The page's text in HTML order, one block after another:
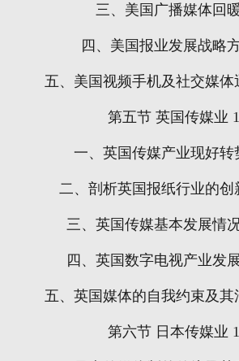
三、美国广播媒体回
四、美国报业发展战略
五、美国视频手机及社交媒体
第五节 英国传媒业
一、英国传媒产业现好转
二、剖析英国报纸行业的创
三、英国传媒基本发展情
四、英国数字电视产业发
五、英国媒体的自我约束及其
第六节 日本传媒业